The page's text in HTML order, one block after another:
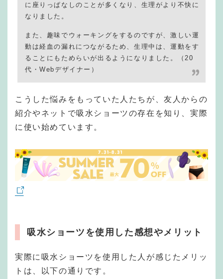
に座りっぱなしのことが多くなり、生理がより不快に
なりました。
また、趣味でウォーキングをするのですが、激しい運
動は経血の漏れにつながるため、生理中は、運動をす
ることにもためらいが出るようになりました。（20
代・Webデザイナー）
こうした悩みをもっていた人たちが、友人からの
紹介やネットで吸水ショーツの存在を知り、実際
に使い始めています。
吸水ショーツを使用した感想やメリット
実際に吸水ショーツを使用した人が感じたメリッ
トは、以下の通りです。